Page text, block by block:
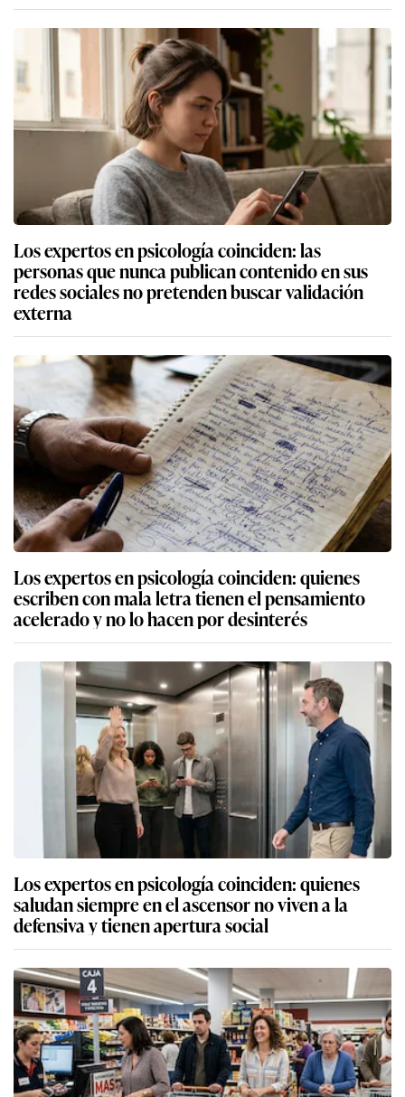
Los expertos en psicología coinciden: las
personas que nunca publican contenido en sus
redes sociales no pretenden buscar validación
externa
Los expertos en psicología coinciden: quienes
escriben con mala letra tienen el pensamiento
acelerado y no lo hacen por desinterés
Los expertos en psicología coinciden: quienes
saludan siempre en el ascensor no viven a la
defensiva y tienen apertura social